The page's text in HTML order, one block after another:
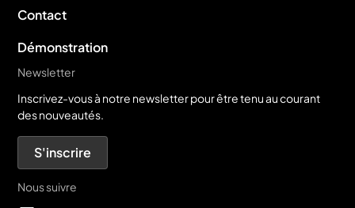
Contact
Démonstration
Newsletter
Inscrivez-vous à notre newsletter pour être tenu au courant
des nouveautés.
S'inscrire
Nous suivre